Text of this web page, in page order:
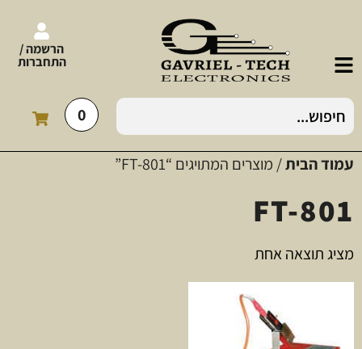
הרשמה /
התחברות
0
עמוד הבית/ מוצרים המתויגים “FT-801”
FT-801
מציג תוצאה אחת